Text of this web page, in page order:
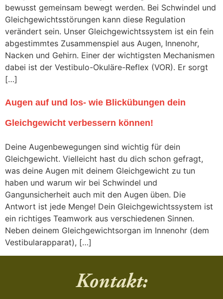
bewusst gemeinsam bewegt werden. Bei Schwindel und
Gleichgewichtsstörungen kann diese Regulation
verändert sein. Unser Gleichgewichtssystem ist ein fein
abgestimmtes Zusammenspiel aus Augen, Innenohr,
Nacken und Gehirn. Einer der wichtigsten Mechanismen
dabei ist der Vestibulo-Okuläre-Reflex (VOR). Er sorgt
[…]
Augen auf und los- wie Blickübungen dein
Gleichgewicht verbessern können!
Deine Augenbewegungen sind wichtig für dein
Gleichgewicht. Vielleicht hast du dich schon gefragt,
was deine Augen mit deinem Gleichgewicht zu tun
haben und warum wir bei Schwindel und
Gangunsicherheit auch mit den Augen üben. Die
Antwort ist jede Menge! Dein Gleichgewichtssystem ist
ein richtiges Teamwork aus verschiedenen Sinnen.
Neben deinem Gleichgewichtsorgan im Innenohr (dem
Vestibularapparat), […]
Kontakt: